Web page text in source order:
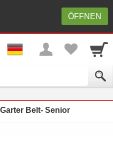
ÖFFNEN
Belt- Senior